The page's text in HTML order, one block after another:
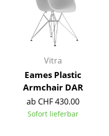
Vitra
Eames Plastic
Armchair DAR
ab CHF 430.00
Sofort lieferbar